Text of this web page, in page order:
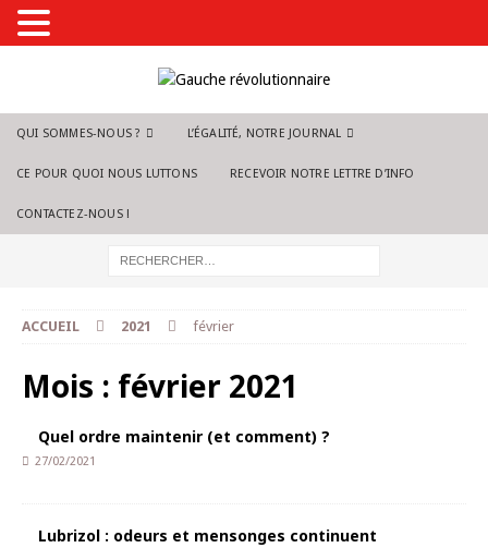
QUI SOMMES-NOUS ? L’ÉGALITÉ, NOTRE JOURNAL
CE POUR QUOI NOUS LUTTONS RECEVOIR NOTRE LETTRE D’INFO
CONTACTEZ-NOUS !
ACCUEIL 2021 février
Mois : février 2021
Quel ordre maintenir (et comment) ?
27/02/2021
Lubrizol : odeurs et mensonges continuent